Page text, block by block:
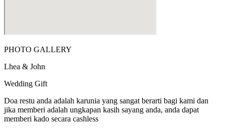
PHOTO GALLERY
Lhea & John
Wedding Gift
Doa restu anda adalah karunia yang sangat berarti bagi kami dan
jika memberi adalah ungkapan kasih sayang anda, anda dapat
memberi kado secara cashless